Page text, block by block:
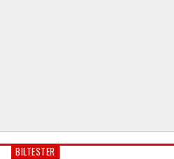
BILTESTER